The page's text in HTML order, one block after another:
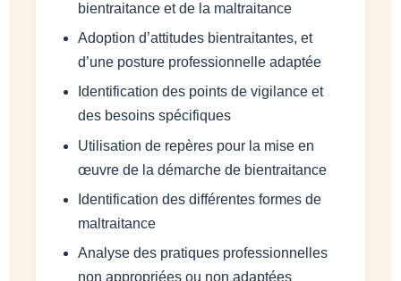
bientraitance et de la maltraitance
Adoption d’attitudes bientraitantes, et
d’une posture professionnelle adaptée
Identification des points de vigilance et
des besoins spécifiques
Utilisation de repères pour la mise en
œuvre de la démarche de bientraitance
Identification des différentes formes de
maltraitance
Analyse des pratiques professionnelles
non appropriées ou non adaptées